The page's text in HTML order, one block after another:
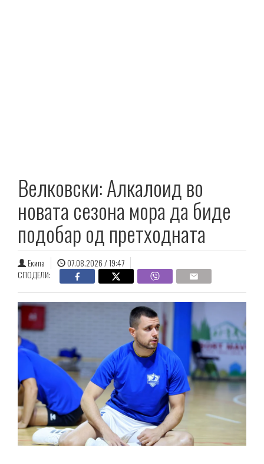
Велковски: Алкалоид во
новата сезона мора да биде
подобар од претходната
Екипа
07.08.2026 / 19:47
СПОДЕЛИ: